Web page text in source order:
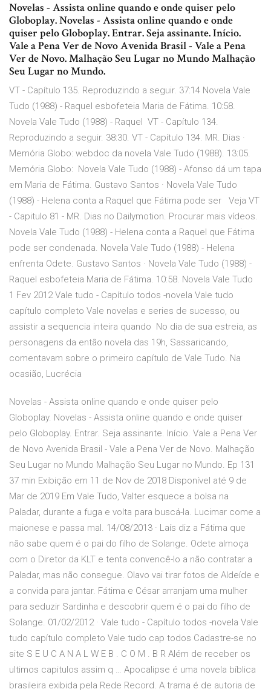
Novelas - Assista online quando e onde quiser pelo
Globoplay. Novelas - Assista online quando e onde
quiser pelo Globoplay. Entrar. Seja assinante. Início.
Vale a Pena Ver de Novo Avenida Brasil - Vale a Pena
Ver de Novo. Malhação Seu Lugar no Mundo Malhação
Seu Lugar no Mundo.
VT - Capítulo 135. Reproduzindo a seguir. 37:14 Novela Vale
Tudo (1988) - Raquel esbofeteia Maria de Fátima. 10:58.
Novela Vale Tudo (1988) - Raquel VT - Capítulo 134.
Reproduzindo a seguir. 38:30. VT - Capítulo 134. MR. Dias ·
Memória Globo: webdoc da novela Vale Tudo (1988). 13:05.
Memória Globo: Novela Vale Tudo (1988) - Afonso dá um tapa
em Maria de Fátima. Gustavo Santos · Novela Vale Tudo
(1988) - Helena conta a Raquel que Fátima pode ser Veja VT
- Capitulo 81 - MR. Dias no Dailymotion. Procurar mais vídeos.
Novela Vale Tudo (1988) - Helena conta a Raquel que Fátima
pode ser condenada. Novela Vale Tudo (1988) - Helena
enfrenta Odete. Gustavo Santos · Novela Vale Tudo (1988) -
Raquel esbofeteia Maria de Fátima. 10:58. Novela Vale Tudo
1 Fev 2012 Vale tudo - Capítulo todos -novela Vale tudo
capítulo completo Vale novelas e series de sucesso, ou
assistir a sequencia inteira quando No dia de sua estreia, as
personagens da então novela das 19h, Sassaricando,
comentavam sobre o primeiro capítulo de Vale Tudo. Na
ocasião, Lucrécia
Novelas - Assista online quando e onde quiser pelo
Globoplay. Novelas - Assista online quando e onde quiser
pelo Globoplay. Entrar. Seja assinante. Início. Vale a Pena Ver
de Novo Avenida Brasil - Vale a Pena Ver de Novo. Malhação
Seu Lugar no Mundo Malhação Seu Lugar no Mundo. Ep 131
37 min Exibição em 11 de Nov de 2018 Disponível até 9 de
Mar de 2019 Em Vale Tudo, Valter esquece a bolsa na
Paladar, durante a fuga e volta para buscá-la. Lucimar come a
maionese e passa mal. 14/08/2013 · Laís diz a Fátima que
não sabe quem é o pai do filho de Solange. Odete almoça
com o Diretor da KLT e tenta convencê-lo a não contratar a
Paladar, mas não consegue. Olavo vai tirar fotos de Aldeíde e
a convida para jantar. Fátima e César arranjam uma mulher
para seduzir Sardinha e descobrir quem é o pai do filho de
Solange. 01/02/2012 · Vale tudo - Capítulo todos -novela Vale
tudo capítulo completo Vale tudo cap todos Cadastre-se no
site S E U C A N A L W E B . C O M . B R Além de receber os
ultimos capitulos assim q … Apocalipse é uma novela bíblica
brasileira exibida pela Rede Record. A trama é de autoria de